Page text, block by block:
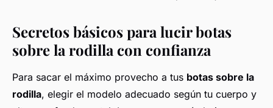
Secretos básicos para lucir botas
sobre la rodilla con confianza
Para sacar el máximo provecho a tus botas sobre la
rodilla, elegir el modelo adecuado según tu cuerpo y